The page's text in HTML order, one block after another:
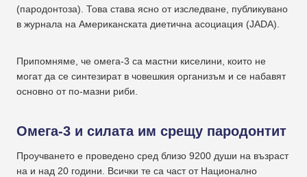
(пародонтоза). Това става ясно от изследване, публикувано
в журнала на Американската диетична асоциация (JADA).
Припомняме, че омега-3 са мастни киселини, които не
могат да се синтезират в човешкия организъм и се набавят
основно от по-мазни риби.
Омега-3 и силата им срещу пародонтит
Проучването е проведено сред близо 9200 души на възраст
на и над 20 години. Всички те са част от Национално